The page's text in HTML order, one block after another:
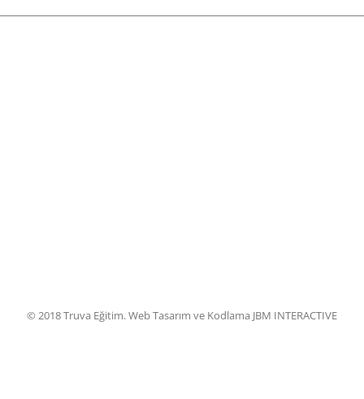
© 2018 Truva Eğitim. Web Tasarım ve Kodlama JBM INTERACTIVE